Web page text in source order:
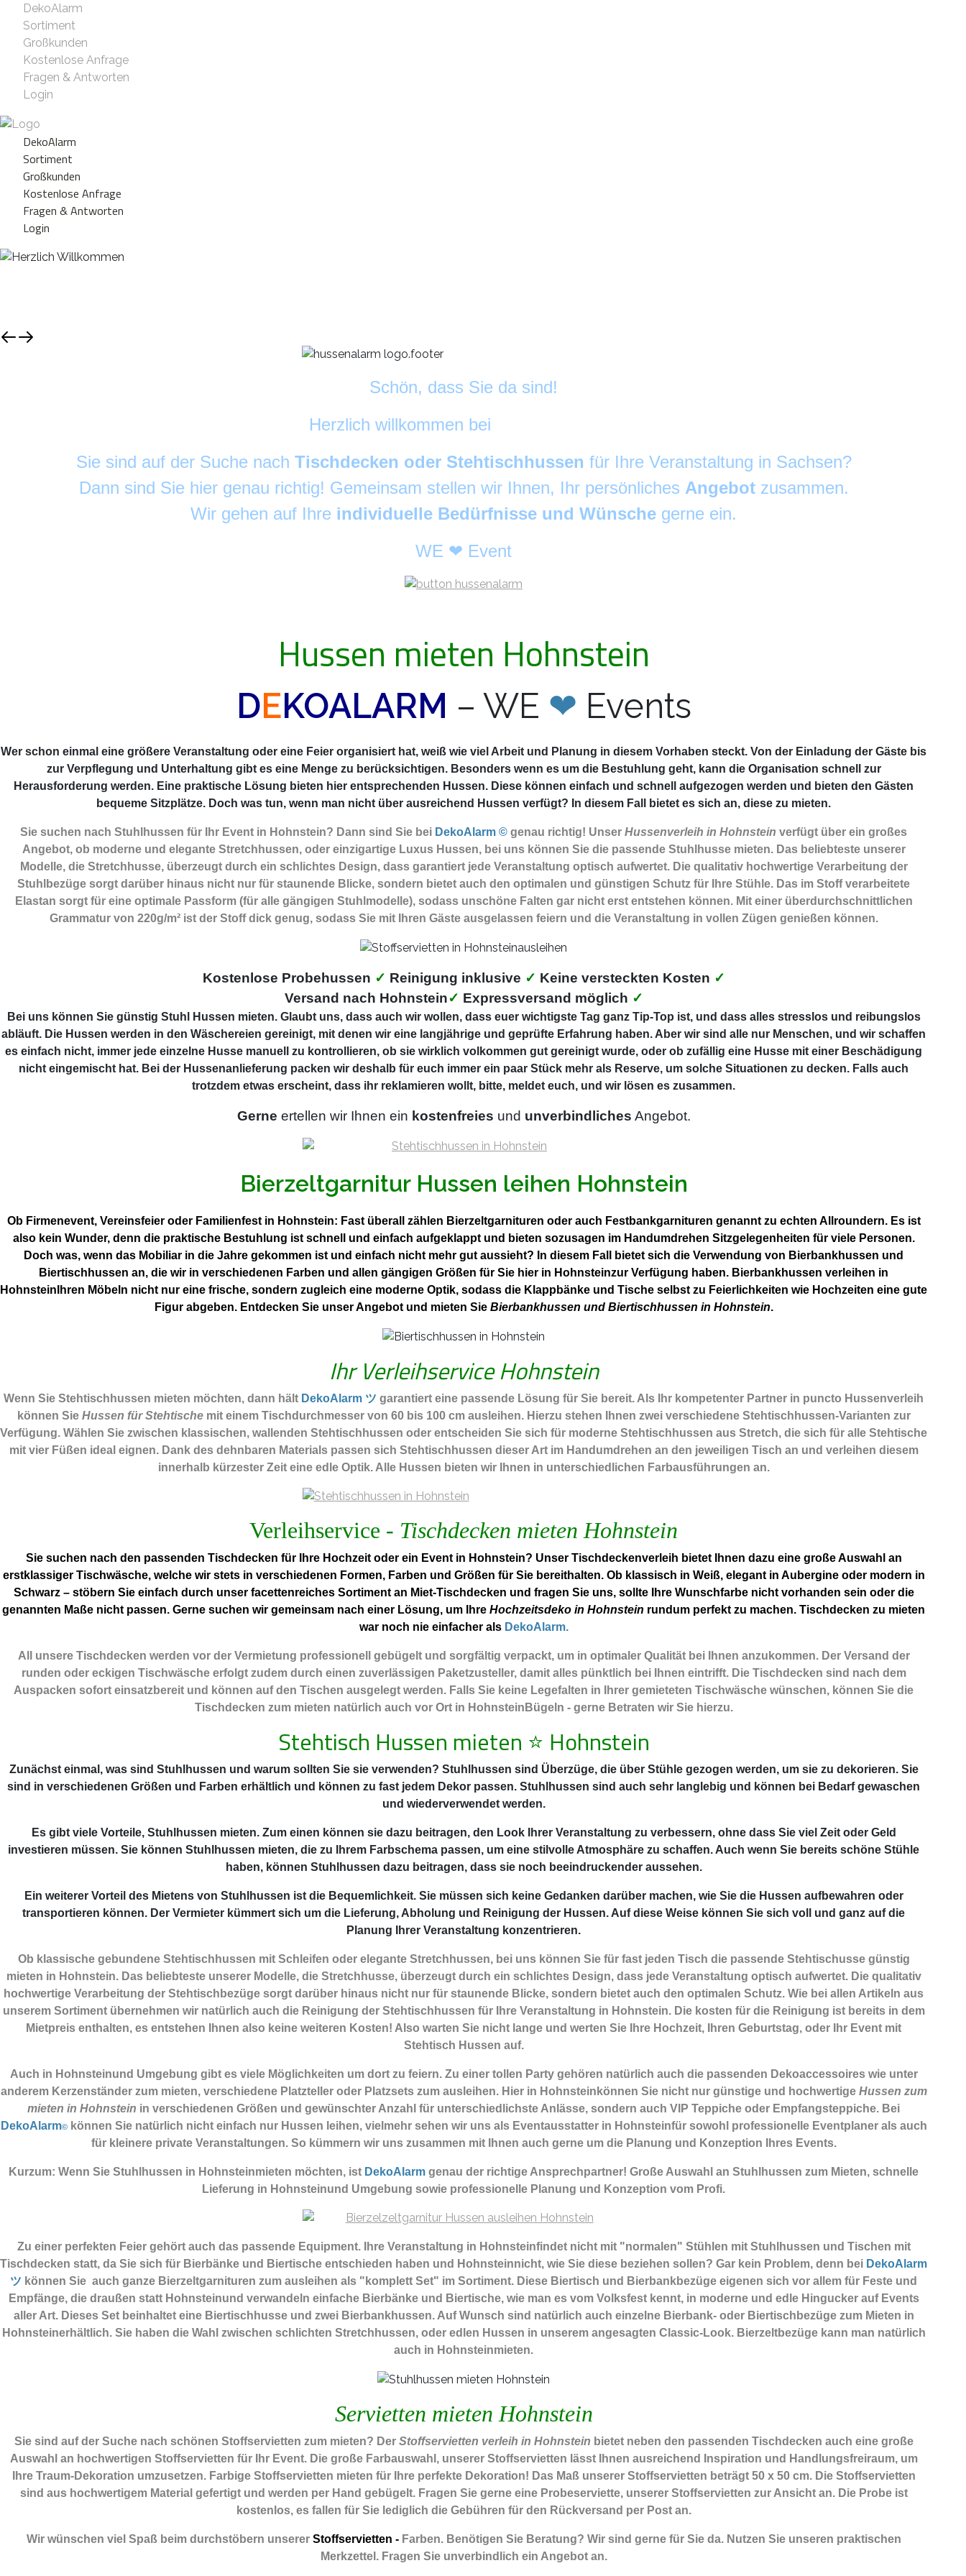
DekoAlarm
Sortiment
Großkunden
Kostenlose Anfrage
Fragen & Antworten
Login
DekoAlarm
Sortiment
Großkunden
Kostenlose Anfrage
Fragen & Antworten
Login
Schön, dass Sie da sind!
Herzlich willkommen bei
Sie sind auf der Suche nach Tischdecken oder Stehtischhussen für Ihre Veranstaltung in Sachsen?
Dann sind Sie hier genau richtig! Gemeinsam stellen wir Ihnen, Ihr persönliches Angebot zusammen.
Wir gehen auf Ihre individuelle Bedürfnisse und Wünsche gerne ein.
WE ❤ Event
Hussen mieten Hohnstein
DEKOALARM – WE ❤ Events
Wer schon einmal eine größere Veranstaltung oder eine Feier organisiert hat, weiß wie viel Arbeit und Planung in diesem Vorhaben steckt. Von der Einladung der Gäste bis
zur Verpflegung und Unterhaltung gibt es eine Menge zu berücksichtigen. Besonders wenn es um die Bestuhlung geht, kann die Organisation schnell zur
Herausforderung werden. Eine praktische Lösung bieten hier entsprechenden Hussen. Diese können einfach und schnell aufgezogen werden und bieten den Gästen
bequeme Sitzplätze. Doch was tun, wenn man nicht über ausreichend Hussen verfügt? In diesem Fall bietet es sich an, diese zu mieten.
Sie suchen nach Stuhlhussen für Ihr Event in Hohnstein? Dann sind Sie bei DekoAlarm © genau richtig! Unser Hussenverleih in Hohnstein verfügt über ein großes
Angebot, ob moderne und elegante Stretchhussen, oder einzigartige Luxus Hussen, bei uns können Sie die passende Stuhlhusse mieten. Das beliebteste unserer
Modelle, die Stretchhusse, überzeugt durch ein schlichtes Design, dass garantiert jede Veranstaltung optisch aufwertet. Die qualitativ hochwertige Verarbeitung der
Stuhlbezüge sorgt darüber hinaus nicht nur für staunende Blicke, sondern bietet auch den optimalen und günstigen Schutz für Ihre Stühle. Das im Stoff verarbeitete
Elastan sorgt für eine optimale Passform (für alle gängigen Stuhlmodelle), sodass unschöne Falten gar nicht erst entstehen können. Mit einer überdurchschnittlichen
Grammatur von 220g/m² ist der Stoff dick genug, sodass Sie mit Ihren Gäste ausgelassen feiern und die Veranstaltung in vollen Zügen genießen können.
Kostenlose Probehussen ✓ Reinigung inklusive ✓ Keine versteckten Kosten ✓
Versand nach Hohnstein✓ Expressversand möglich ✓
Bei uns können Sie günstig Stuhl Hussen mieten. Glaubt uns, dass auch wir wollen, dass euer wichtigste Tag ganz Tip-Top ist, und dass alles stresslos und reibungslos
abläuft. Die Hussen werden in den Wäschereien gereinigt, mit denen wir eine langjährige und geprüfte Erfahrung haben. Aber wir sind alle nur Menschen, und wir schaffen
es einfach nicht, immer jede einzelne Husse manuell zu kontrollieren, ob sie wirklich volkommen gut gereinigt wurde, oder ob zufällig eine Husse mit einer Beschädigung
nicht eingemischt hat. Bei der Hussenanlieferung packen wir deshalb für euch immer ein paar Stück mehr als Reserve, um solche Situationen zu decken. Falls auch
trotzdem etwas erscheint, dass ihr reklamieren wollt, bitte, meldet euch, und wir lösen es zusammen.
Gerne ertellen wir Ihnen ein kostenfreies und unverbindliches Angebot.
Bierzeltgarnitur Hussen leihen Hohnstein
Ob Firmenevent, Vereinsfeier oder Familienfest in Hohnstein: Fast überall zählen Bierzeltgarnituren oder auch Festbankgarnituren genannt zu echten Allroundern. Es ist
also kein Wunder, denn die praktische Bestuhlung ist schnell und einfach aufgeklappt und bieten sozusagen im Handumdrehen Sitzgelegenheiten für viele Personen.
Doch was, wenn das Mobiliar in die Jahre gekommen ist und einfach nicht mehr gut aussieht? In diesem Fall bietet sich die Verwendung von Bierbankhussen und
Biertischhussen an, die wir in verschiedenen Farben und allen gängigen Größen für Sie hier in Hohnsteinzur Verfügung haben. Bierbankhussen verleihen in
HohnsteinIhren Möbeln nicht nur eine frische, sondern zugleich eine moderne Optik, sodass die Klappbänke und Tische selbst zu Feierlichkeiten wie Hochzeiten eine gute
Figur abgeben. Entdecken Sie unser Angebot und mieten Sie Bierbankhussen und Biertischhussen in Hohnstein.
Ihr Verleihservice Hohnstein
Wenn Sie Stehtischhussen mieten möchten, dann hält DekoAlarm ツ garantiert eine passende Lösung für Sie bereit. Als Ihr kompetenter Partner in puncto Hussenverleih
können Sie Hussen für Stehtischemit einem Tischdurchmesser von 60 bis 100 cm ausleihen. Hierzu stehen Ihnen zwei verschiedene Stehtischhussen-Varianten zur
Verfügung. Wählen Sie zwischen klassischen, wallenden Stehtischhussen oder entscheiden Sie sich für moderne Stehtischhussen aus Stretch, die sich für alle Stehtische
mit vier Füßen ideal eignen. Dank des dehnbaren Materials passen sich Stehtischhussen dieser Art im Handumdrehen an den jeweiligen Tisch an und verleihen diesem
innerhalb kürzester Zeit eine edle Optik. Alle Hussen bieten wir Ihnen in unterschiedlichen Farbausführungen an.
Verleihservice - Tischdecken mieten Hohnstein
Sie suchen nach den passenden Tischdecken für Ihre Hochzeit oder ein Event in Hohnstein? Unser Tischdeckenverleih bietet Ihnen dazu eine große Auswahl an
erstklassiger Tischwäsche, welche wir stets in verschiedenen Formen, Farben und Größen für Sie bereithalten. Ob klassisch in Weiß, elegant in Aubergine oder modern in
Schwarz – stöbern Sie einfach durch unser facettenreiches Sortiment an Miet-Tischdecken und fragen Sie uns, sollte Ihre Wunschfarbe nicht vorhanden sein oder die
genannten Maße nicht passen. Gerne suchen wir gemeinsam nach einer Lösung, um Ihre Hochzeitsdeko in Hohnstein rundum perfekt zu machen. Tischdecken zu mieten
war noch nie einfacher als DekoAlarm.
All unsere Tischdecken werden vor der Vermietung professionell gebügelt und sorgfältig verpackt, um in optimaler Qualität bei Ihnen anzukommen. Der Versand der
runden oder eckigen Tischwäsche erfolgt zudem durch einen zuverlässigen Paketzusteller, damit alles pünktlich bei Ihnen eintrifft. Die Tischdecken sind nach dem
Auspacken sofort einsatzbereit und können auf den Tischen ausgelegt werden. Falls Sie keine Legefalten in Ihrer gemieteten Tischwäsche wünschen, können Sie die
Tischdecken zum mieten natürlich auch vor Ort in HohnsteinBügeln - gerne Betraten wir Sie hierzu.
Stehtisch Hussen mieten ⭐ Hohnstein
Zunächst einmal, was sind Stuhlhussen und warum sollten Sie sie verwenden? Stuhlhussen sind Überzüge, die über Stühle gezogen werden, um sie zu dekorieren. Sie
sind in verschiedenen Größen und Farben erhältlich und können zu fast jedem Dekor passen. Stuhlhussen sind auch sehr langlebig und können bei Bedarf gewaschen
und wiederverwendet werden.
Es gibt viele Vorteile, Stuhlhussen mieten. Zum einen können sie dazu beitragen, den Look Ihrer Veranstaltung zu verbessern, ohne dass Sie viel Zeit oder Geld
investieren müssen. Sie können Stuhlhussen mieten, die zu Ihrem Farbschema passen, um eine stilvolle Atmosphäre zu schaffen. Auch wenn Sie bereits schöne Stühle
haben, können Stuhlhussen dazu beitragen, dass sie noch beeindruckender aussehen.
Ein weiterer Vorteil des Mietens von Stuhlhussen ist die Bequemlichkeit. Sie müssen sich keine Gedanken darüber machen, wie Sie die Hussen aufbewahren oder
transportieren können. Der Vermieter kümmert sich um die Lieferung, Abholung und Reinigung der Hussen. Auf diese Weise können Sie sich voll und ganz auf die
Planung Ihrer Veranstaltung konzentrieren.
Ob klassische gebundene Stehtischhussen mit Schleifen oder elegante Stretchhussen, bei uns können Sie für fast jeden Tisch die passende Stehtischusse günstig
mieten in Hohnstein. Das beliebteste unserer Modelle, die Stretchhusse, überzeugt durch ein schlichtes Design, dass jede Veranstaltung optisch aufwertet. Die qualitativ
hochwertige Verarbeitung der Stehtischbezüge sorgt darüber hinaus nicht nur für staunende Blicke, sondern bietet auch den optimalen Schutz. Wie bei allen Artikeln aus
unserem Sortiment übernehmen wir natürlich auch die Reinigung der Stehtischhussen für Ihre Veranstaltung in Hohnstein. Die kosten für die Reinigung ist bereits in dem
Mietpreis enthalten, es entstehen Ihnen also keine weiteren Kosten! Also warten Sie nicht lange und werten Sie Ihre Hochzeit, Ihren Geburtstag, oder Ihr Event mit
Stehtisch Hussen auf.
Auch in Hohnsteinund Umgebung gibt es viele Möglichkeiten um dort zu feiern. Zu einer tollen Party gehören natürlich auch die passenden Dekoaccessoires wie unter
anderem Kerzenständer zum mieten, verschiedene Platzteller oder Platzsets zum ausleihen. Hier in Hohnsteinkönnen Sie nicht nur günstige und hochwertige Hussen zum
mieten in Hohnstein in verschiedenen Größen und gewünschter Anzahl für unterschiedlichste Anlässe, sondern auch VIP Teppiche oder Empfangsteppiche. Bei
DekoAlarm©
können Sie natürlich nicht einfach nur Hussen leihen, vielmehr sehen wir uns als Eventausstatter in Hohnsteinfür sowohl professionelle Eventplaner als auch
für kleinere private Veranstaltungen. So kümmern wir uns zusammen mit Ihnen auch gerne um die Planung und Konzeption Ihres Events.
Kurzum: Wenn Sie Stuhlhussen in Hohnsteinmieten möchten, ist DekoAlarm genau der richtige Ansprechpartner! Große Auswahl an Stuhlhussen zum Mieten, schnelle
Lieferung in Hohnsteinund Umgebung sowie professionelle Planung und Konzeption vom Profi.
Zu einer perfekten Feier gehört auch das passende Equipment.
Ihre Veranstaltung in Hohnsteinfindet nicht mit "normalen" Stühlen mit Stuhlhussen und Tischen mit
Tischdecken statt, da Sie sich für Bierbänke und Biertische entschieden haben und Hohnsteinnicht, wie Sie diese beziehen sollen? Gar kein Problem, denn bei DekoAlarm
ツ können Sie auch ganze Bierzeltgarnituren zum ausleihen als "komplett Set" im Sortiment. Diese Biertisch und Bierbankbezüge eigenen sich vor allem für Feste und
Empfänge, die draußen statt Hohnsteinund verwandeln einfache Bierbänke und Biertische, wie man es vom Volksfest kennt, in moderne und edle Hingucker auf Events
aller Art. Dieses Set beinhaltet eine Biertischhusse und zwei Bierbankhussen. Auf Wunsch sind natürlich auch einzelne Bierbank- oder Biertischbezüge zum Mieten in
Hohnsteinerhältlich. Sie haben die Wahl zwischen schlichten Stretchhussen, oder edlen Hussen in unserem angesagten Classic-Look. Bierzeltbezüge kann man natürlich
auch in Hohnsteinmieten.
Servietten mieten Hohnstein
Sie sind auf der Suche nach schönen Stoffservietten zum mieten? Der Stoffservietten verleih in Hohnstein bietet neben den passenden Tischdecken auch eine große
Auswahl an hochwertigen Stoffservietten für Ihr Event. Die große Farbauswahl, unserer Stoffservietten lässt Ihnen ausreichend Inspiration und Handlungsfreiraum, um
Ihre Traum-Dekoration umzusetzen. Farbige Stoffservietten mieten für Ihre perfekte Dekoration! Das Maß unserer Stoffservietten beträgt 50 x 50 cm. Die Stoffservietten
sind aus hochwertigem Material gefertigt und werden per Hand gebügelt. Fragen Sie gerne eine Probeserviette, unserer Stoffservietten zur Ansicht an. Die Probe ist
kostenlos, es fallen für Sie lediglich die Gebühren für den Rückversand per Post an.
Wir wünschen viel Spaß beim durchstöbern unsererStoffservietten - Farben. Benötigen Sie Beratung? Wir sind gerne für Sie da. Nutzen Sie unseren praktischen
Merkzettel. Fragen Sie unverbindlich ein Angebot an.